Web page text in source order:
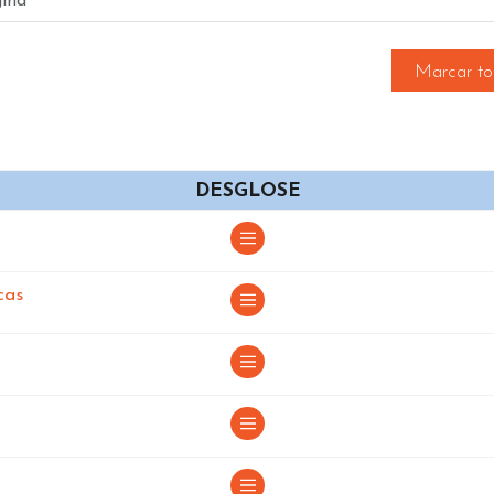
62 euros de compra, iva incluido.
as Lista de Profesionales mediante los filtros que
o comunidades diferentes a la actual . Como
Sevilla,
carpeta llamada ACTIVIDADES en la que tendrá
Excel que contendrá todas las actividades. Esto lo
cliente necesita.
Marcar
DESGLOSE
en España